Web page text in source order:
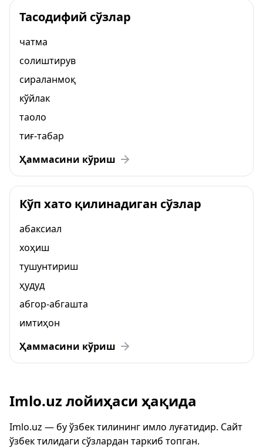
Тасодифий сўзлар
чатма
солиштирув
сираланмоқ
кўйлак
таоло
тиғ-табар
Ҳаммасини кўриш
Кўп хато қилинадиган сўзлар
абаксиал
хоҳиш
тушунтириш
ҳудуд
абгор-абгашта
имтиҳон
Ҳаммасини кўриш
Imlo.uz лойиҳаси ҳақида
Imlo.uz — бу ўзбек тилининг имло луғатидир. Сайт
ўзбек тилидаги сўзлардан таркиб топган.